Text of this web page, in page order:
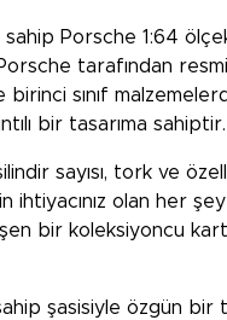
sahip Porsche 1:64
tarafından
birinci sınıf
bir tasarıma sahiptir.
sayısı, tork ve
ihtiyacınız olan her
bir koleksiyoncu
şasisiyle özgün bir